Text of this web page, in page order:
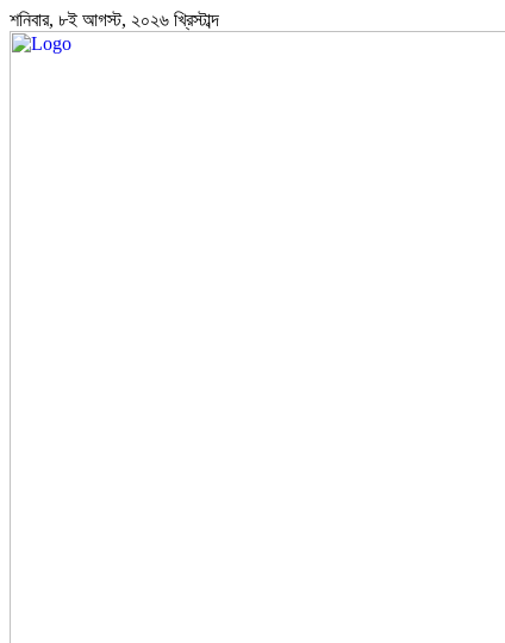
শনিবার, ৮ই আগস্ট, ২০২৬ খ্রিস্টাব্দ